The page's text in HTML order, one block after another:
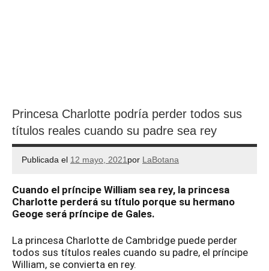
Princesa Charlotte podría perder todos sus
títulos reales cuando su padre sea rey
Publicada el 12 mayo, 2021por LaBotana
Cuando el príncipe William sea rey, la princesa
Charlotte perderá su título porque su hermano
Geoge será príncipe de Gales.
La princesa Charlotte de Cambridge puede perder
todos sus títulos reales cuando su padre, el príncipe
William, se convierta en rey.